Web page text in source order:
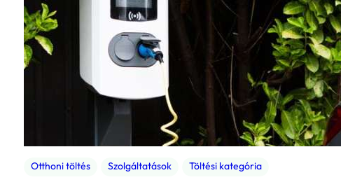
Otthoni töltés Szolgáltatások Töltési kategória